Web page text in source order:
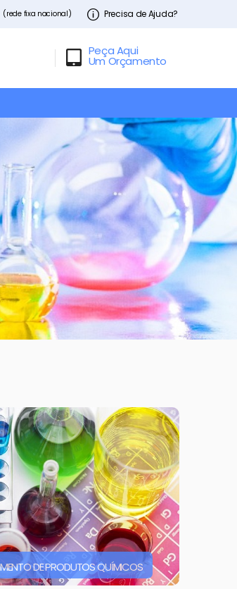
(rede fixa nacional) Precisa de Ajuda?
Peça Aqui
Um Orçamento
DE PRODUTOS QUÍMICOS